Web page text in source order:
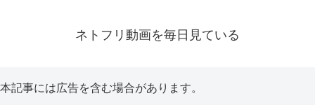
ネトフリ動画を毎日見ている
本記事には広告を含む場合があります。